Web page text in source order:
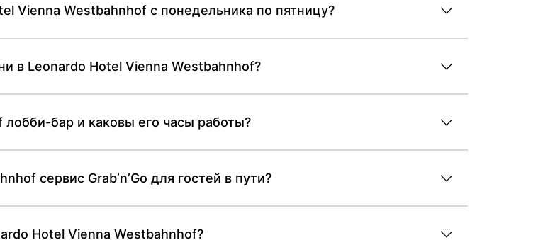
Vienna Westbahnhof с понедельника по пятницу?
в Leonardo Hotel Vienna Westbahnhof?
бар и каковы его часы работы?
сервис Grab’n’Go для гостей в пути?
Hotel Vienna Westbahnhof?